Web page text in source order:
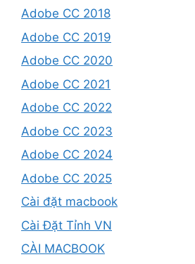
Adobe CC 2018
Adobe CC 2019
Adobe CC 2020
Adobe CC 2021
Adobe CC 2022
Adobe CC 2023
Adobe CC 2024
Adobe CC 2025
Cài đặt macbook
Cài Đặt Tỉnh VN
CÀI MACBOOK